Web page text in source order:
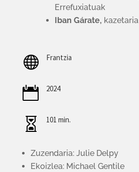
Errefuxiatuak
Iban Gárate, kazetaria
 Frantzia
 2024
 101 min.
Zuzendaria: Julie Delpy
Ekoizlea: Michael Gentile